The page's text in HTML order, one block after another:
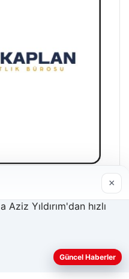
iyi anlayabilmek,
×
Güncel Haberler